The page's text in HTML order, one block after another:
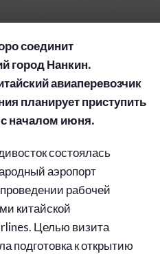
соединит
город Нанкин.
авиаперевозчик
планирует приступить
началом июня.
состоялась
аэропорт
рабочей
китайской
Целью визита
подготовка к открытию